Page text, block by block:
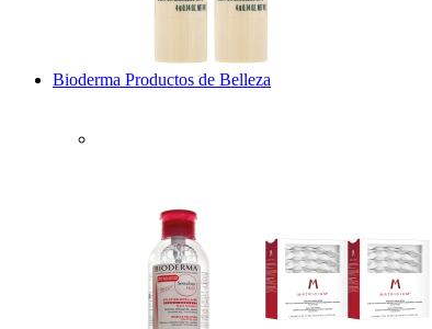
Bioderma Productos de Belleza